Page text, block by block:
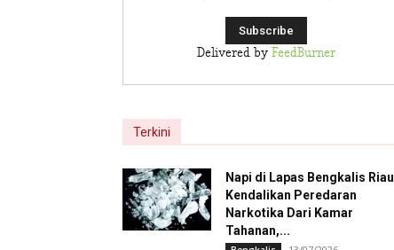
Delivered by FeedBurner
Terkini
Napi di Lapas Bengkalis Riau
Kendalikan Peredaran
Narkotika Dari Kamar
Tahanan,...